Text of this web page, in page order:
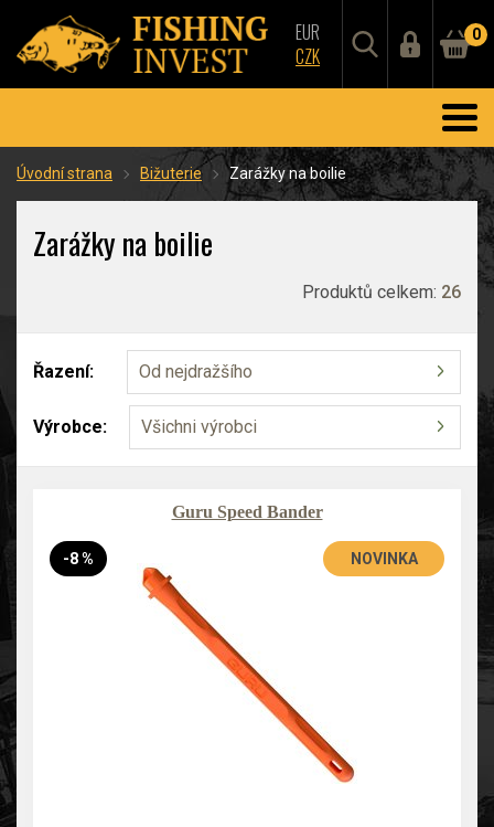
EUR
CZK
0
Úvodní strana Bižuterie Zarážky na boilie
Zarážky na boilie
Produktů celkem: 26
Řazení: Od nejdražšího
Výrobce: Všichni výrobci
Guru Speed Bander
-8 % NOVINKA